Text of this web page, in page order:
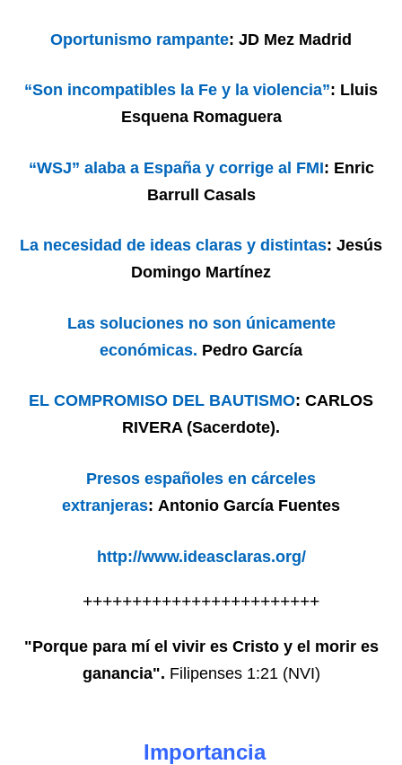
Oportunismo rampante: JD Mez Madrid
“Son incompatibles la Fe y la violencia”: Lluis
Esquena Romaguera
“WSJ” alaba a España y corrige al FMI: Enric
Barrull Casals
La necesidad de ideas claras y distintas: Jesús
Domingo Martínez
Las soluciones no son únicamente
económicas. Pedro García
EL COMPROMISO DEL BAUTISMO: CARLOS
RIVERA (Sacerdote).
Presos españoles en cárceles
extranjeras: Antonio García Fuentes
http://www.ideasclaras.org/
++++++++++++++++++++++++
"Porque para mí el vivir es Cristo y el morir es
ganancia". Filipenses 1:21 (NVI)
Importancia